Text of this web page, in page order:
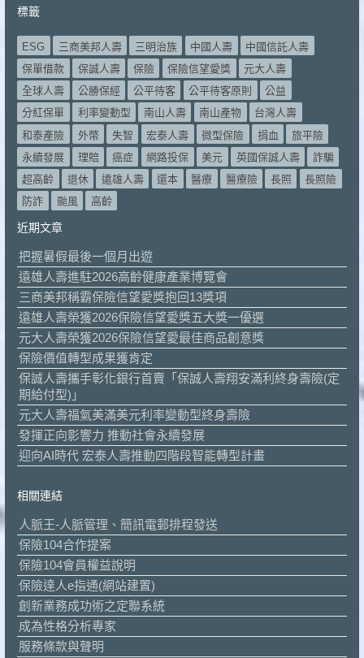
標籤
ESG 三商美邦人壽 三明治族 中國人壽
中國信託人壽
保單借款
保誠人壽 保險 保險信望愛獎
元大人壽
全球人壽
公勝保經 公平待客 公平待客原則
公益
分紅保單
利率變動型 南山人壽 南山產物
台灣人壽
和泰產險
外幣 失智 宏泰人壽 微型保險 捐血
旅平險
永續發展
理賠 癌症 網路投保 美元 英國保誠人壽
詐騙
超高齡
退休 遠雄人壽 還本 醫療 醫療險 長照
長照險
防詐
颱風 高齡
近期文章
把握暑假最後一個月出遊
遠雄人壽進駐2026高齡健康產業博覽會
三商美邦稱霸保險信望愛獎抱回13獎項
遠雄人壽榮獲2026保險信望愛獎五大獎一優選
元大人壽榮獲2026保險信望愛最佳商品創意獎
保險價值轉型成果獲肯定
保誠人壽攜手彰化銀行首賣「保誠人壽翔安滿利終身壽險(定
期給付型)」
元大人壽福氣美滿美元利率變動型終身壽險
發揮正向影響力 推動社會永續發展
迎向AI時代 宏泰人壽推動四階段智能轉型計畫
相關連結
人脈王-人脈管理、簡訊電郵排程發送
保險104合作提案
保險104會員權益說明
保險達人e指通(網站建置)
創新業務成功術之定聯系統
成為性格分析專家
服務條款與聲明